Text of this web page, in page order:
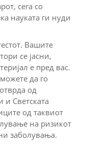
сега со
науката ги нуди
Вашите
се јасни,
е пред вас.
да го
од
и Светската
од таквиот
на ризикот
заболувања.